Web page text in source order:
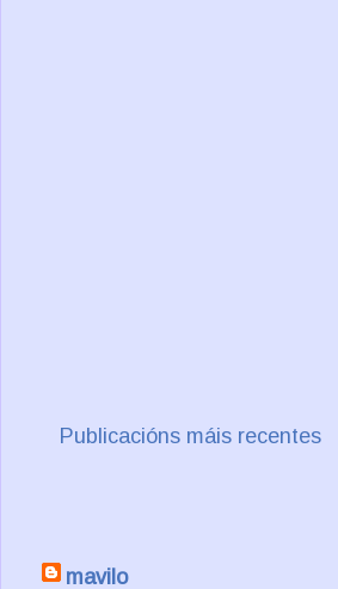
Publicacións máis recentes
mavilo